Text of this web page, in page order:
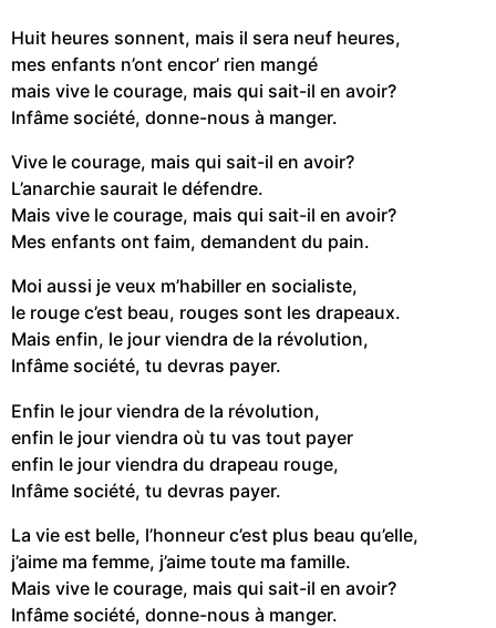
Huit heures sonnent, mais il sera neuf heures,
mes enfants n’ont encor’ rien mangé
mais vive le courage, mais qui sait-il en avoir?
Infâme société, donne-nous à manger.
Vive le courage, mais qui sait-il en avoir?
L’anarchie saurait le défendre.
Mais vive le courage, mais qui sait-il en avoir?
Mes enfants ont faim, demandent du pain.
Moi aussi je veux m’habiller en socialiste,
le rouge c’est beau, rouges sont les drapeaux.
Mais enfin, le jour viendra de la révolution,
Infâme société, tu devras payer.
Enfin le jour viendra de la révolution,
enfin le jour viendra où tu vas tout payer
enfin le jour viendra du drapeau rouge,
Infâme société, tu devras payer.
La vie est belle, l’honneur c’est plus beau qu’elle,
j’aime ma femme, j’aime toute ma famille.
Mais vive le courage, mais qui sait-il en avoir?
Infâme société, donne-nous à manger.